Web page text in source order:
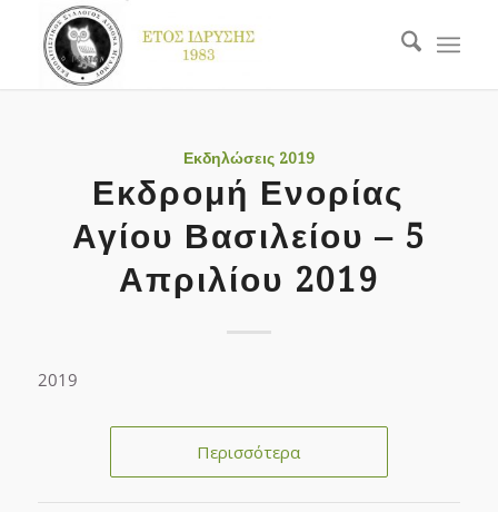
Εκδηλώσεις 2019
Εκδρομή Ενορίας
Αγίου Βασιλείου – 5
Απριλίου 2019
2019
Περισσότερα